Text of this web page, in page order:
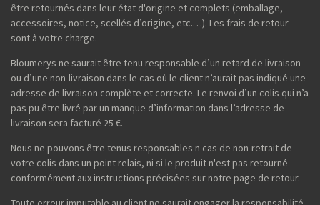
être retournés dans leur état d'origine et complets (emballage,
accessoires, notice, scellés d’origine, etc.…). Les frais de retour
sont à votre charge.
Bloumerys ne saurait être tenu responsable d’un retard de livraison
ou d’une non-livraison dans le cas où le client n’aurait pas indiqué une
adresse de livraison complète et correcte. Le renvoi d’un colis qui n’a
pas pu être livré par un manque d’information dans l’adresse de
livraison sera facturé 25 €.
Nous ne pouvons être tenus responsables n cas de non-retrait de
votre colis dans un point relais, ni si le produit n'est pas retourné
conformément aux instructions précisées sur notre page de retour.